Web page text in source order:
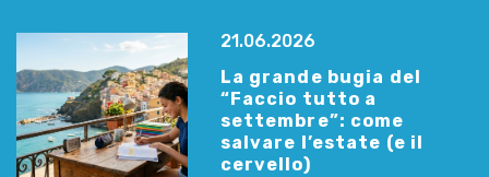
21.06.2026
La grande bugia del
“Faccio tutto a
settembre”: come
salvare l’estate (e il
cervello)